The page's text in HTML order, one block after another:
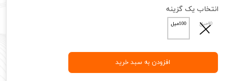
انتخاب یک گزینه
40میل 100میل
افزودن به سبد خرید